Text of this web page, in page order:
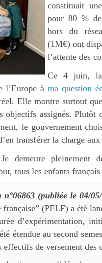
constituait
pour 80 %
hors du
(1M€) ont
l’attente des
Ce 4 juin, la
l’Europe àma question
Elle montre surtout
assignés. Plutôt
le gouvernement
transférer la charge
demeure pleinement
tous les enfants
n°06863 (publiée le 04/
française” (PELF) a été
d’expérimentation,
étendue au second
effectifs de versement des